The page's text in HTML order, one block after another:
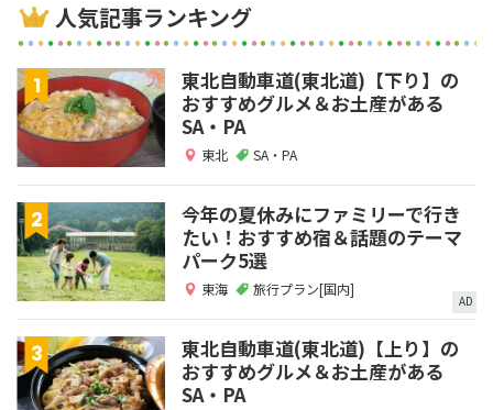
人気記事ランキング
東北自動車道(東北道)【下り】の
おすすめグルメ＆お土産がある
SA・PA
東北 SA・PA
今年の夏休みにファミリーで行き
たい！おすすめ宿＆話題のテーマ
パーク5選
東海 旅行プラン[国内]
AD
東北自動車道(東北道)【上り】の
おすすめグルメ＆お土産がある
SA・PA